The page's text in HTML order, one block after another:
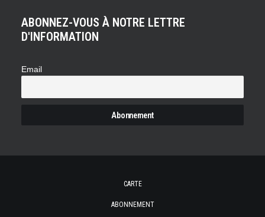
ABONNEZ-VOUS À NOTRE LETTRE
D'INFORMATION
Email
CARTE
ABONNEMENT